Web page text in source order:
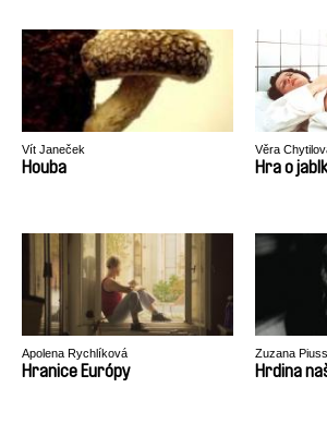
Vít Janeček
Houba
Věra
Hra o
Apolena Rychlíková
Hranice Európy
Zuzana
Hrdina